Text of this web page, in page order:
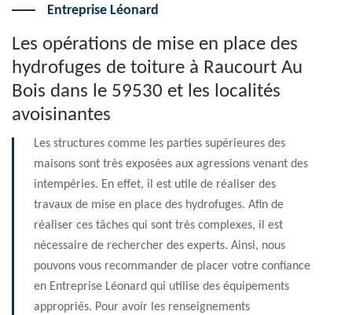
Entreprise Léonard
Les opérations de mise en place des
hydrofuges de toiture à Raucourt Au
Bois dans le 59530 et les localités
avoisinantes
Les structures comme les parties supérieures des
maisons sont très exposées aux agressions venant des
intempéries. En effet, il est utile de réaliser des
travaux de mise en place des hydrofuges. Afin de
réaliser ces tâches qui sont très complexes, il est
nécessaire de rechercher des experts. Ainsi, nous
pouvons vous recommander de placer votre confiance
en Entreprise Léonard qui utilise des équipements
appropriés. Pour avoir les renseignements